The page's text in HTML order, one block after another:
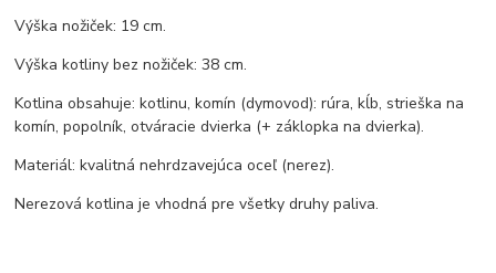
Výška nožiček: 19 cm.
Výška kotliny bez nožiček: 38 cm.
Kotlina obsahuje: kotlinu, komín (dymovod): rúra, kĺb, strieška na
komín, popolník, otváracie dvierka (+ záklopka na dvierka).
Materiál: kvalitná nehrdzavejúca oceľ (nerez).
Nerezová kotlina je vhodná pre všetky druhy paliva.